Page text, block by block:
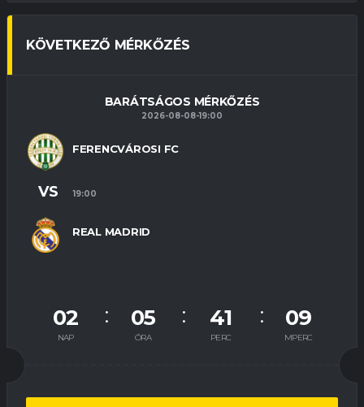
KÖVETKEZŐ MÉRKŐZÉS
BARÁTSÁGOS MÉRKŐZÉS
2026-08-08-19:00
FERENCVÁROSI FC
REAL MADRID
VS 19:00
02
NAP
05
ÓRA
41
PERC
08
MPERC